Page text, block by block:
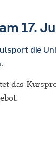
17.
die
das